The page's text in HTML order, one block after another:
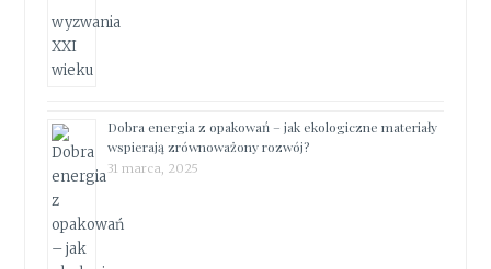
Dobra energia z opakowań – jak ekologiczne materiały
wspierają zrównoważony rozwój?
31 marca, 2025